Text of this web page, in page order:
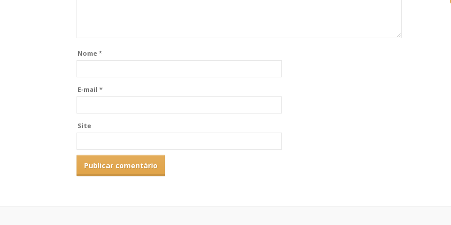
Nome*
E-mail *
Site